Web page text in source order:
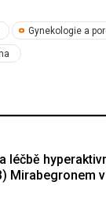
Gynekologie a
léčbě
Mirabegronem